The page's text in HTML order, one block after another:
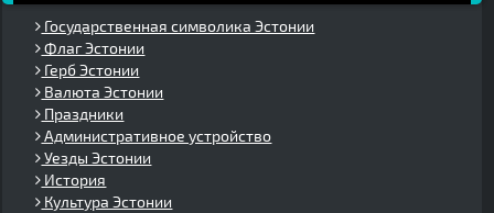
Государственная символика Эстонии
Флаг Эстонии
Герб Эстонии
Валюта Эстонии
Праздники
Административное устройство
Уезды Эстонии
История
Культура Эстонии